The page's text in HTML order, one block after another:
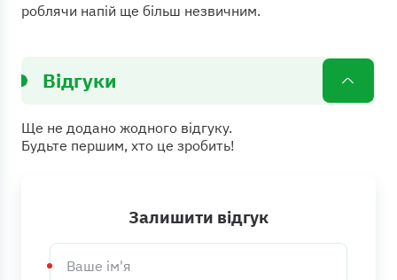
роблячи напій ще більш незвичним.
Відгуки
Ще не додано жодного відгуку.
Будьте першим, хто це зробить!
Залишити відгук
Ваше
ім'я